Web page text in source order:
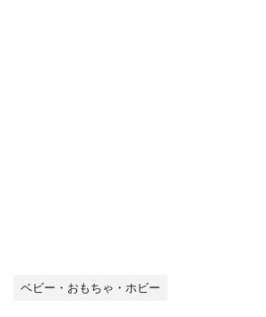
ベビー・おもちゃ・ホビー